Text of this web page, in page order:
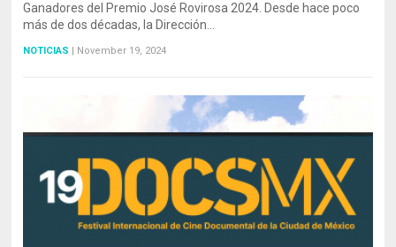
Ganadores del Premio José Rovirosa 2024. Desde hace poco
más de dos décadas, la Dirección…
NOTICIAS November 19, 2024